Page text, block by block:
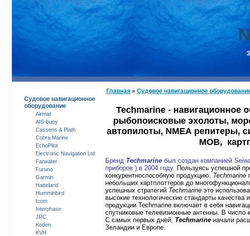
Судовое навигационное
оборудование
Airmar
AIS-buoy
Cassens & Plath
Cobra Marine
EchoPilot
Electronic Navigation Ltd
Farwater
Furuno
Garmin
Hatteland
Humminbird
Icom
Interphase
JRC
Koden
KVH
Главная » Судовое навигационное
Techmarine - навигационное
рыбопоисковые эхолоты,
автопилоты, NMEA репитеры,
MOB,
Бренд Techmarine был создан компанией
приборов ) в 2004 году. Пользуясь успешной
конкурентноспособную продукцию. Techmarine
небольших картплоттеров до
успешных стратегий Techmarine это
высокие технологические стандарты
продукции Techmarine включает в себя
спутниковые телевизионные антенны. В число
С самых первых дней, Techmarine начали
Зеландии и Европе.